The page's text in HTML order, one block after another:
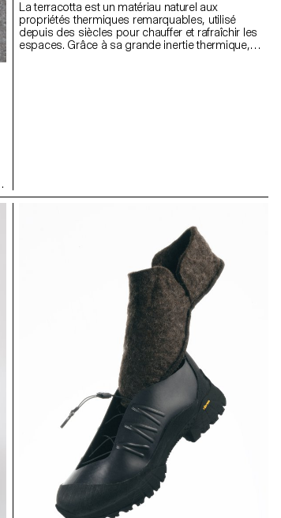
La terracotta est un matériau naturel aux
propriétés thermiques remarquables, utilisé
depuis des siècles pour chauffer et rafraîchir les
espaces. Grâce à sa grande inertie thermique,